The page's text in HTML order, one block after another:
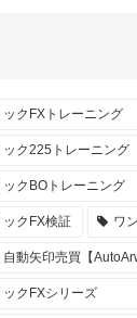
ックFXトレーニング
ック225トレーニング
ックBOトレーニング
ックFX検証 ワ
動矢印売買【
ックFXシリーズ